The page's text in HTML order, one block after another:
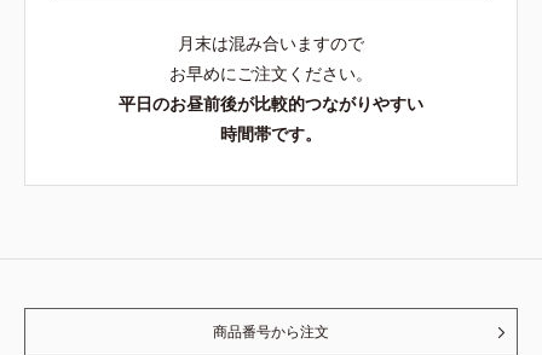
月末は混み合いますので
お早めにご注文ください。
平日のお昼前後が比較的つながりやすい
時間帯です。
商品番号から注文